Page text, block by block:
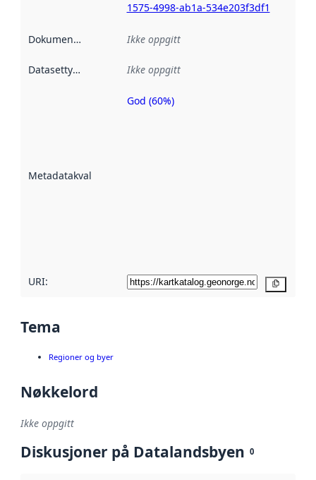
1575-4998-ab1a-534e203f3df1
Dokumentasjon Ikke oppgitt
Datasettype Ikke oppgitt
Metadatakvalitet
Metadatakvalitet
God (60%)
URI:
Tema
Regioner og byer
Nøkkelord
Ikke oppgitt
Diskusjoner på Datalandsbyen 0